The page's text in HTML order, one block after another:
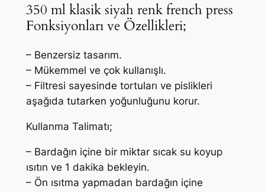
3
5
m
l
–
S
y
a
h
r
350 ml klasik siyah renk french press
Fonksiyonları ve Özellikleri;
– Benzersiz tasarım.
– Mükemmel ve çok kullanışlı.
– Filtresi sayesinde tortuları ve pislikleri
aşağıda tutarken yoğunluğunu korur.
Kullanma Talimatı;
– Bardağın içine bir miktar sıcak su koyup
ısıtın ve 1 dakika bekleyin.
– Ön ısıtma yapmadan bardağın içine